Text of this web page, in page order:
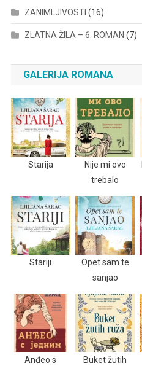
ZANIMLJIVOSTI (16)
ZLATNA ŽILA – 6. ROMAN (7)
GALERIJA ROMANA
Starija
Nije mi ovo
trebalo
Stariji
Opet sam te
sanjao
Anđeo s
Buket žutih